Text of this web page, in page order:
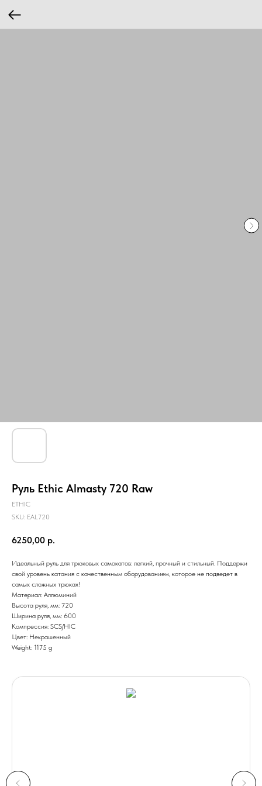
Руль Ethic Almasty 720 Raw
ETHIC
SKU: EAL720
6250,00 р.
Идеальный руль для трюковых самокатов: легкий, прочный и стильный. Поддержи
свой уровень катания с качественным оборудованием, которое не подведет в
самых сложных трюках!
Материал: Аллюминий
Высота руля, мм: 720
Ширина руля, мм: 600
Компрессия: SCS/HIC
Цвет: Некрашенный
Weight: 1175 g